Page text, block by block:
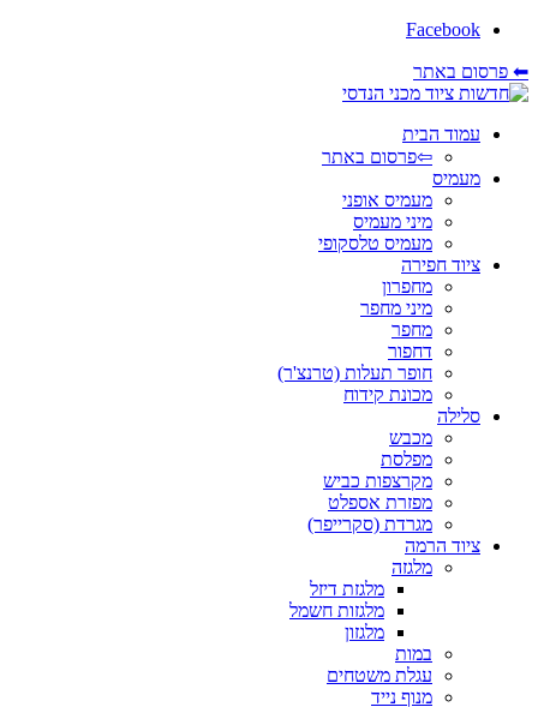
Facebook
⬅ פרסום באתר
עמוד הבית
⇦פרסום באתר
מעמיס
מעמיס אופני
מיני מעמיס
מעמיס טלסקופי
ציוד חפירה
מחפרון
מיני מחפר
מחפר
דחפור
חופר תעלות (טרנצ'ר)
מכונת קידוח
סלילה
מכבש
מפלסת
מקרצפות כביש
מפזרת אספלט
מגרדת (סקרייפר)
ציוד הרמה
מלגזה
מלגזת דיזל
מלגזות חשמל
מלגזון
במות
עגלת משטחים
מנוף נייד